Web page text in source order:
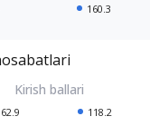
160.3
118.2